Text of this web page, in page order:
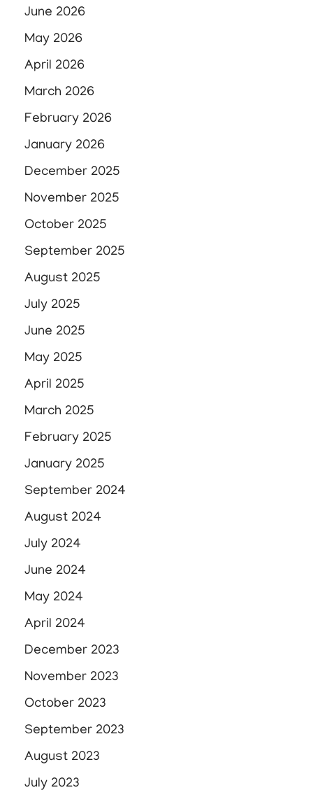
June 2026
May 2026
April 2026
March 2026
February 2026
January 2026
December 2025
November 2025
October 2025
September 2025
August 2025
July 2025
June 2025
May 2025
April 2025
March 2025
February 2025
January 2025
September 2024
August 2024
July 2024
June 2024
May 2024
April 2024
December 2023
November 2023
October 2023
September 2023
August 2023
July 2023